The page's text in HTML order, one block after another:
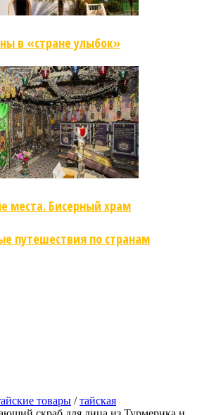
в «стране улыбок»
места. Бисерный храм
путешествия по странам
товары /тайская